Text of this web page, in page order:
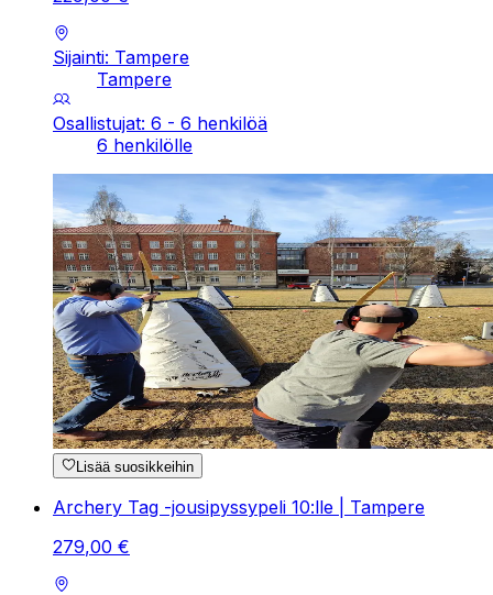
Sijainti: Tampere
Tampere
Osallistujat: 6 - 6 henkilöä
6 henkilölle
Lisää suosikkeihin
Archery Tag -jousipyssypeli 10:lle | Tampere
279,00 €